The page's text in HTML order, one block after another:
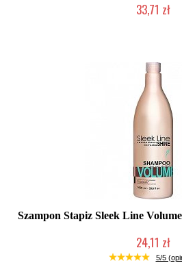
33,71 zł
Szampon Stapiz Sleek Line
24,11 zł
Duża ilość (wysyłka
5/5